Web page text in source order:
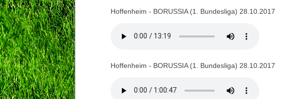
Hoffenheim - BORUSSIA (1. Bundesliga) 28.10.2017
Hoffenheim - BORUSSIA (1. Bundesliga) 28.10.2017